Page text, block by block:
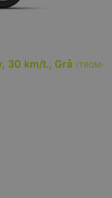
30 km/t., Grå (TROM-